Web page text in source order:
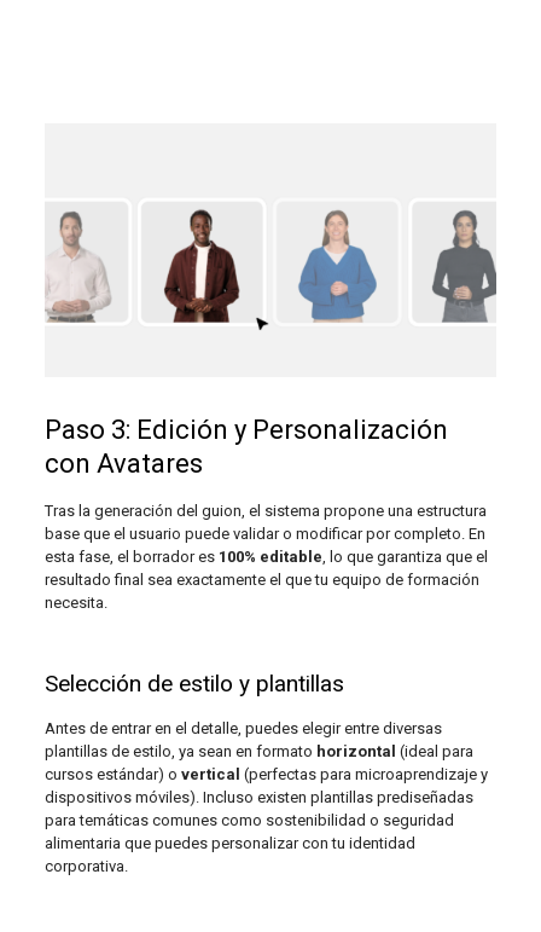
Paso 3: Edición y Personalización
con Avatares
Tras la generación del guion, el sistema propone una estructura
base que el usuario puede validar o modificar por completo. En
esta fase, el borrador es 100% editable, lo que garantiza que el
resultado final sea exactamente el que tu equipo de formación
necesita.
Selección de estilo y plantillas
Antes de entrar en el detalle, puedes elegir entre diversas
plantillas de estilo, ya sean en formato horizontal (ideal para
cursos estándar) o vertical (perfectas para microaprendizaje y
dispositivos móviles). Incluso existen plantillas prediseñadas
para temáticas comunes como sostenibilidad o seguridad
alimentaria que puedes personalizar con tu identidad
corporativa.